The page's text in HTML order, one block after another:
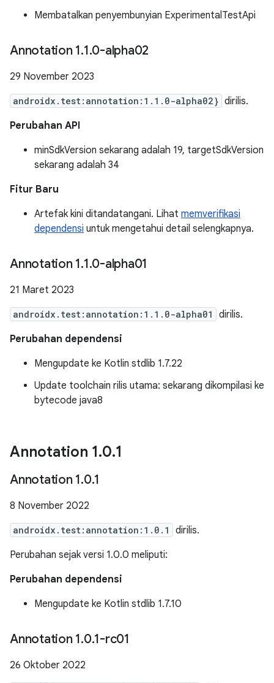
Membatalkan penyembunyian ExperimentalTestApi
Annotation 1.1.0-alpha02
29 November 2023
androidx.test:annotation:1.1.0-alpha02} dirilis.
Perubahan API
minSdkVersion sekarang adalah 19, targetSdkVersion
sekarang adalah 34
Fitur Baru
Artefak kini ditandatangani. Lihat memverifikasi
dependensi untuk mengetahui detail selengkapnya.
Annotation 1.1.0-alpha01
21 Maret 2023
androidx.test:annotation:1.1.0-alpha01
dirilis.
Perubahan dependensi
Mengupdate ke Kotlin stdlib 1.7.22
Update toolchain rilis utama: sekarang dikompilasi ke
bytecode java8
Annotation 1.0.1
Annotation 1.0.1
8 November 2022
androidx.test:annotation:1.0.1
dirilis.
Perubahan sejak versi 1.0.0 meliputi:
Perubahan dependensi
Mengupdate ke Kotlin stdlib 1.7.10
Annotation 1.0.1-rc01
26 Oktober 2022